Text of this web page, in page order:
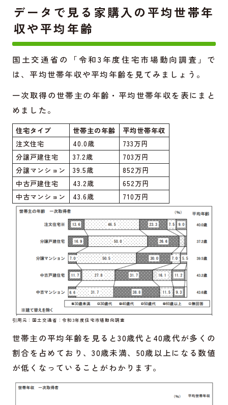
データで見る家購入の平均世帯年
収や平均年齢
国土交通省の「令和3年度住宅市場動向調査」で
は、平均世帯年収や平均年齢を見てみましょう。
一次取得の世帯主の年齢・平均世帯年収を表にまと
めました。
住宅タイプ 世帯主の年齢
平均世帯年収
注文住宅
40.0歳
733万円
分譲戸建住宅
37.2歳
703万円
分譲マンション
39.5歳
852万円
中古戸建住宅
43.2歳
652万円
中古マンション
43.6歳 710万円
引用元： 国土交通省：令和3年度住宅市場動向調査
世帯主の平均年齢を見ると30歳代と40歳代が多くの
割合を占めており、30歳未満、50歳以上になる数値
が低くなっていることがわかります。